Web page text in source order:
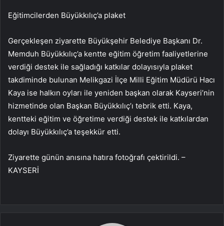
Eğitimcilerden Büyükkılıç’a plaket
Gerçekleşen ziyarette Büyükşehir Belediye Başkanı Dr.
Memduh Büyükkılıç’a kentte eğitim öğretim faaliyetlerine
verdiği destek ile sağladığı katkılar dolayısıyla plaket
takdiminde bulunan Melikgazi İlçe Milli Eğitim Müdürü Hacı
Kaya ise halkın oyları ile yeniden başkan olarak Kayseri’nin
hizmetinde olan Başkan Büyükkılıç’ı tebrik etti. Kaya,
kentteki eğitim ve öğretime verdiği destek ile katkılardan
dolayı Büyükkılıç’a teşekkür etti.
Ziyarette günün anısına hatıra fotoğrafı çektirildi. –
KAYSERİ